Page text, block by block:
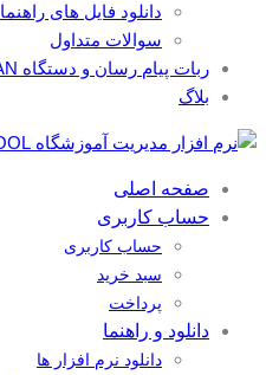
دانلود فایل های راهنما
سوالات متداول
ربات پیام رسان و دستگاه SMSBAN
بلاگ
صفحه اصلی
حساب کاربری
حساب کاربری
سبد خرید
پرداخت
دانلود و راهنما
دانلود نرم افزار ها